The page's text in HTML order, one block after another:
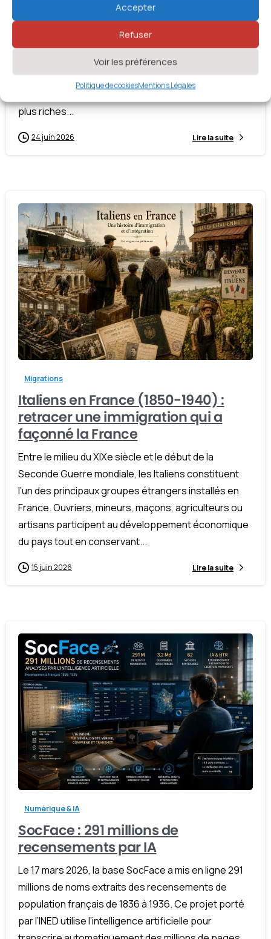
Accepter
Refuser
Voir les préférences
Politique de cookiesMentions Légales
Les archives militaires en
généalogie : guide complet pour
retrouver et comprendre le
parcours de vos ancêtres soldats
Les archives militaires figurent parmi les sources les
plus riches...
24 juin 2026 Lire la suite
-
Migrations
Italiens en France (1850-1940) :
retracer une immigration qui a
façonné la France
Entre le milieu du XIXe siècle et le début de la
Seconde Guerre mondiale, les Italiens constituent
l’un des principaux groupes étrangers installés en
France. Ouvriers, mineurs, maçons, agriculteurs ou
artisans participent au développement économique
du pays tout en conservant...
15 juin 2026 Lire la suite
-
Numérique & IA
SocFace : 291 millions de
recensements par IA
Le 17 mars 2026, la base SocFace a mis en ligne 291
millions de noms extraits des recensements de
population français de 1836 à 1936. Ce projet porté
par l’INED utilise l’intelligence artificielle pour